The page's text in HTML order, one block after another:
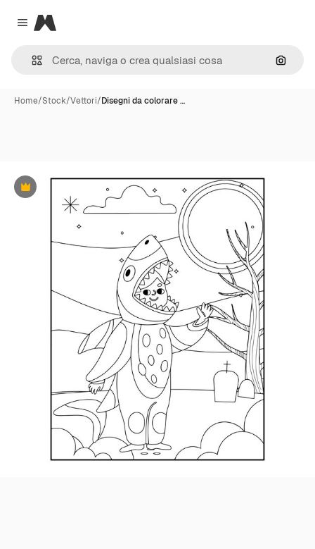
Close menu
Magnific
Cerca
Home/Stock/Vettori/Disegni da colorare …
Premium